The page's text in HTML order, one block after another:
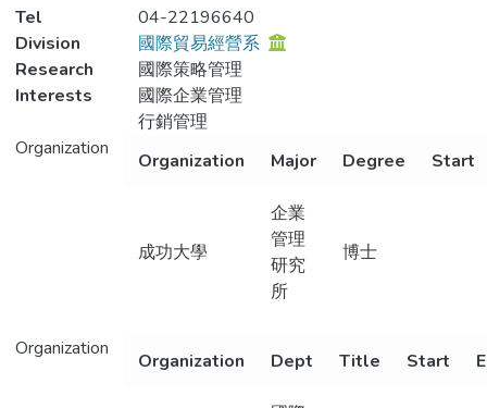
Tel
04-22196640
Division
國際貿易經營系
Research
Interests
國際策略管理
國際企業管理
行銷管理
Organization
Organization Major Degree Start
成功大學
企業
管理
研究
所
博士
Organization
Organization Dept Title Start